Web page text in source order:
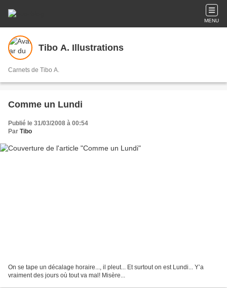
MENU
Tibo A. Illustrations
Carnets de Tibo A.
Comme un Lundi
Publié le 31/03/2008 à 00:54
Par Tibo
On se tape un décalage horaire..., il pleut... Et surtout on est Lundi... Y’a
vraiment des jours où tout va mal! Misère...